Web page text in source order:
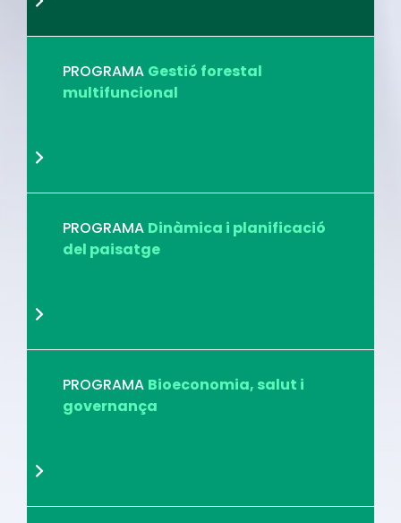
PROGRAMA Gestió forestal
multifuncional
PROGRAMA Dinàmica i planificació
del paisatge
PROGRAMA Bioeconomia, salut i
governança